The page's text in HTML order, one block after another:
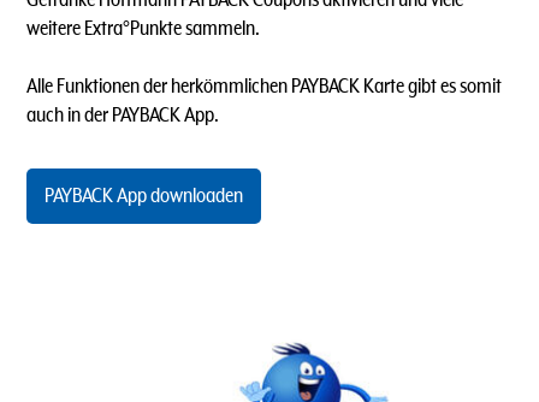
weitere Extra°Punkte sammeln.
Alle Funktionen der herkömmlichen PAYBACK Karte gibt es somit
auch in der PAYBACK App.
PAYBACK App downloaden